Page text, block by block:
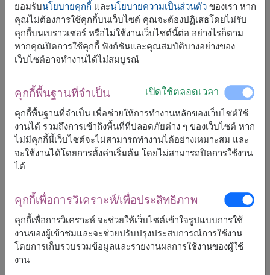
ขนาดโดยประมาณ:
สูง 45 ซม.
ตุ๊กตากระต่ายคู่สุดน่ารัก มาพร้อมสร้อยคอ Swarovski
Dextera ดีไซน์วงแหวนไขว้ชุบโรสโกลด์ ประดับคริสตัลใสและ
สำหรับวันครบรอบ งานแต่งงาน และโอกาสพิเศษ เพื่อสร้าง
ความทรงจำอันงดงามตราตรึงใจ
สี: ขาว - โรสโกลด์
ขนาด: สร้อยคอยาว 38-42 ซม.
วัสดุ: คริสตัล, เคลือบโทนสีโรสโกลด์
ยอมรับนโยบายคุกกี้ และนโยบายความเป็นส่วนตัวของเรา หาก
คุณไม่ต้องการใช้คุกกี้บนเว็บไซต์ คุณจะต้องปฏิเสธโดยไม่รับ
คุกกี้บนเบราวเซอร์ หรือไม่ใช้งานเว็บไซต์นี้ต่อ อย่างไรก็ตาม
หากคุณปิดการใช้คุกกี้ ฟังก์ชันและคุณสมบัติบางอย่างของ
เว็บไซต์อาจทำงานได้ไม่สมบูรณ์
คุกกี้พื้นฐานที่จำเป็น เปิดใช้ตลอดเวลา
คุกกี้พื้นฐานที่จำเป็น เพื่อช่วยให้การทำงานหลักของเว็บไซต์ใช้
งานได้ รวมถึงการเข้าถึงพื้นที่ที่ปลอดภัยต่าง ๆ ของเว็บไซต์ หาก
ไม่มีคุกกี้นี้เว็บไซต์จะไม่สามารถทำงานได้อย่างเหมาะสม และ
จะใช้งานได้โดยการตั้งค่าเริ่มต้น โดยไม่สามารถปิดการใช้งาน
ได้
คุกกี้เพื่อการวิเคราะห์/เพื่อประสิทธิภาพ
คุกกี้เพื่อการวิเคราะห์ จะช่วยให้เว็บไซต์เข้าใจรูปแบบการใช้
งานของผู้เข้าชมและจะช่วยปรับปรุงประสบการณ์การใช้งาน
โดยการเก็บรวบรวมข้อมูลและรายงานผลการใช้งานของผู้ใช้
งาน